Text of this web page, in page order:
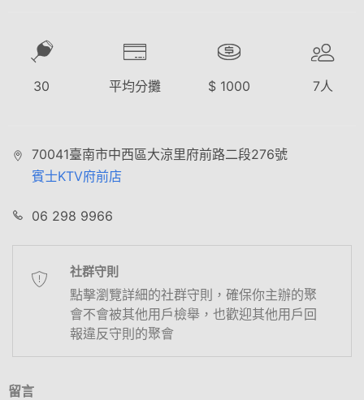
30 平均分攤 $ 1000 7人
70041臺南市中西區大涼里府前路二段276號
賓士KTV府前店
06 298 9966
社群守則
點擊瀏覽詳細的社群守則，確保你主辦的聚
會不會被其他用戶檢舉，也歡迎其他用戶回
報違反守則的聚會
留言